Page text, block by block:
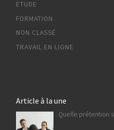
ETUDE
FORMATION
NON CLASSÉ
TRAVAIL EN LIGNE
Article à la une
Quelle prétention